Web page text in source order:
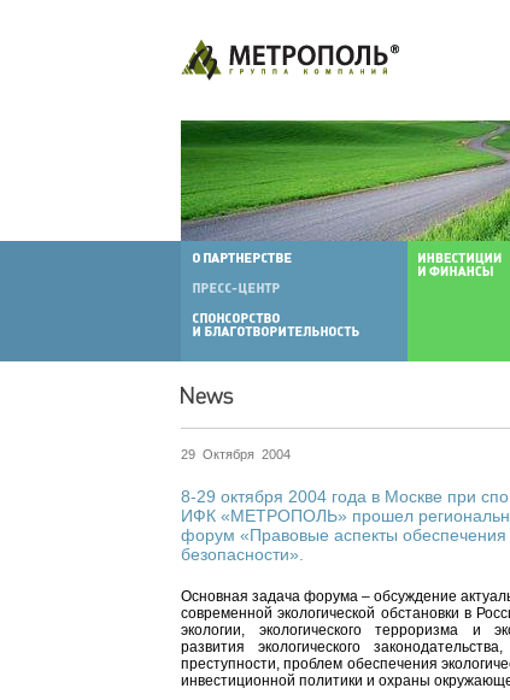
29 Октября 2004
8-29 октября 2004 года в Москве при
ИФК «МЕТРОПОЛЬ» прошел
форум «Правовые аспекты обеспечения
безопасности».
Основная задача форума – обсуждение
современной экологической обстановки в
экологии, экологического терроризма и
развития экологического
преступности, проблем обеспечения
инвестиционной политики и охраны